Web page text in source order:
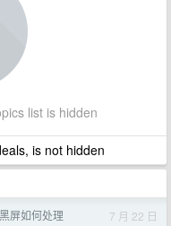
list is hidden
is not hidden
屏如何处理 7 月 22 日